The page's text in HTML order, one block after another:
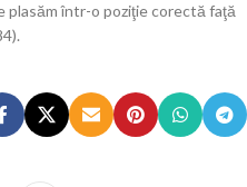
plasăm într-o poziţie corectă faţă